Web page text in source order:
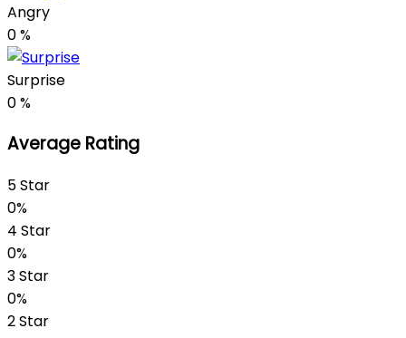
Angry
0%
Surprise
0%
Average Rating
5 Star
0%
4 Star
0%
3 Star
0%
2 Star